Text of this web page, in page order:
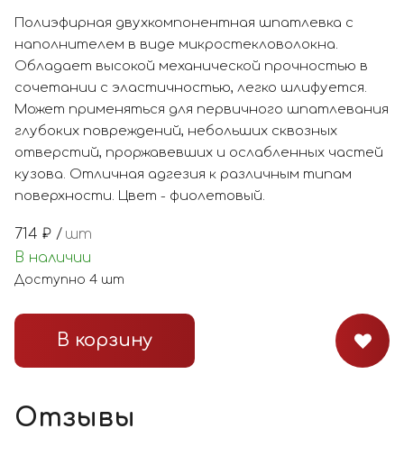
Полиэфирная двухкомпонентная шпатлевка с
наполнителем в виде микростекловолокна.
Обладает высокой механической прочностью в
сочетании с эластичностью, легко шлифуется.
Может применяться для первичного шпатлевания
глубоких повреждений, небольших сквозных
отверстий, проржавевших и ослабленных частей
кузова. Отличная адгезия к различным типам
поверхности. Цвет - фиолетовый.
714 ₽ / шт
В наличии
Доступно 4 шт
В корзину
Отзывы